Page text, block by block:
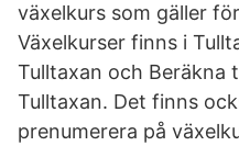
växelkurs som gäller
Växelkurser finns i
Tulltaxan och Beräkna
Tulltaxan. Det finns
prenumerera på